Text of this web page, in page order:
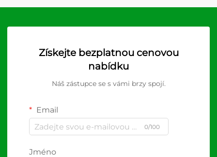
Získejte bezplatnou cenovou
nabídku
Náš zástupce se s vámi brzy spojí.
Email
0/100
Jméno